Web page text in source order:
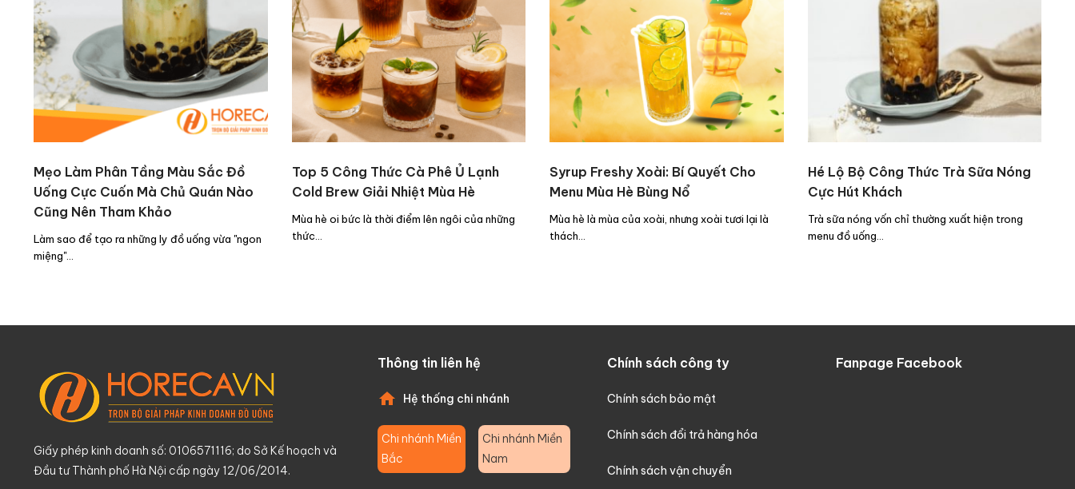
Mẹo Làm Phân Tầng Màu Sắc Đồ
Uống Cực Cuốn Mà Chủ Quán Nào
Cũng Nên Tham Khảo
Làm sao để tạo ra những ly đồ uống vừa "ngon
miệng"…
Top 5 Công Thức Cà Phê Ủ Lạnh
Cold Brew Giải Nhiệt Mùa Hè
Mùa hè oi bức là thời điểm lên ngôi của những
thức…
Syrup Freshy Xoài: Bí Quyết Cho
Menu Mùa Hè Bùng Nổ
Mùa hè là mùa của xoài, nhưng xoài tươi lại là
thách…
Hé Lộ Bộ Công Thức Trà Sữa Nóng
Cực Hút Khách
Trà sữa nóng vốn chỉ thường xuất hiện trong
menu đồ uống…
Giấy phép kinh doanh số: 0106571116; do Sở Kế hoạch và
Đầu tư Thành phố Hà Nội cấp ngày 12/06/2014.
Thông tin liên hệ
Hệ thống chi nhánh
Chi nhánh Miền
Bắc
Chi nhánh Miền
Nam
Chính sách công ty
Chính sách bảo mật
Chính sách đổi trả hàng hóa
Chính sách vận chuyển
Fanpage Facebook